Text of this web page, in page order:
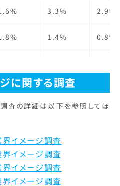
9.6% 4.5% 3.3%
1.9% 4.2%
7.4%
15.0%
3.3% 2.9%
1.4% 0.8%
2.8% 4.4%
3.6%
に関する調査
査の詳細は以下を参照してほ
イメージ調査
イメージ調査
イメージ調査
イメージ調査